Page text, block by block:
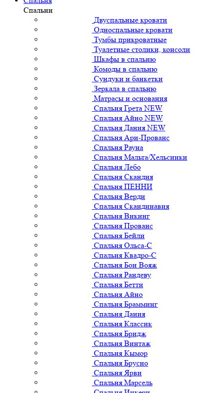
Спальни
Двуспальные кровати
Односпальные кровати
Тумбы прикроватные
Туалетные столики, консоли
Шкафы в спальню
Комоды в спальню
Сундуки и банкетки
Зеркала в спальню
Матрасы и основания
Спальня Грета NEW
Спальня Айно NEW
Спальня Дания NEW
Спальня Ари-Прованс
Спальня Рауна
Спальня Мальта/Хельсинки
Спальня Лебо
Спальня Скандия
Спальня ПЕННИ
Спальня Верди
Спальня Скандинавия
Спальня Викинг
Спальня Прованс
Спальня Бейли
Спальня Ольса-С
Спальня Квадро-С
Спальня Бон Вояж
Спальня Рандеву
Спальня Бетти
Спальня Айно
Спальня Брамминг
Спальня Дания
Спальня Классик
Спальня Бридж
Спальня Винтаж
Спальня Кымор
Спальня Брусно
Спальня Ярви
Спальня Марсель